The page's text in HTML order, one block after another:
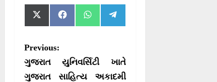
e
o
n
i
t
e
o
n
o
o
k
o
n
A
p
p
o
n
r
a
m
P
o
Previous:
ગુજરાત યુનિવર્સિટી ખાતે
ગુજરાત સાહિત્ય અકાદમી